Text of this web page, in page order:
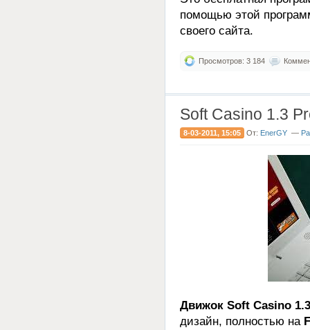
помощью этой
своего сайта.
Просмотров: 3 184
Soft Casino 1.3
8-03-2011, 15:05 От: EnerGY —
Движок Soft Casino
дизайн, полностью на